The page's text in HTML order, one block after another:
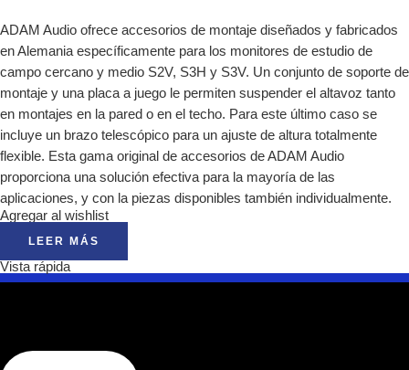
ADAM Audio ofrece accesorios de montaje diseñados y fabricados
en Alemania específicamente para los monitores de estudio de
campo cercano y medio S2V, S3H y S3V. Un conjunto de soporte de
montaje y una placa a juego le permiten suspender el altavoz tanto
en montajes en la pared o en el techo. Para este último caso se
incluye un brazo telescópico para un ajuste de altura totalmente
flexible. Esta gama original de accesorios de ADAM Audio
proporciona una solución efectiva para la mayoría de las
aplicaciones, y con la piezas disponibles también individualmente.
Agregar al wishlist
LEER MÁS
Vista rápida